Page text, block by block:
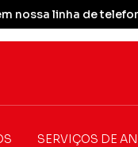
nossa linha de
SERVIÇOS DE